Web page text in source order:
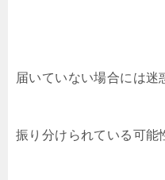
届いていない場合には迷
振り分けられている可能